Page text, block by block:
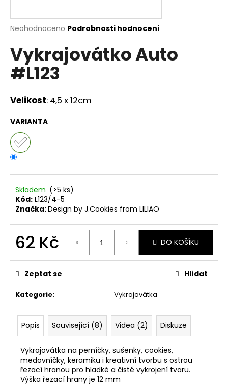
Průměrné
produktu
je
0,0
z
hvězdiček.
Neohodnoceno Podrobnosti hodnocení
Vykrajovátko Auto
#L123
Velikost: 4,5 x 12cm
VARIANTA
Skladem (>5 ks)
Kód: L123/4-5
Značka:Design by J.Cookies from LILIAO
62 Kč
cena:
DO KOŠÍKU
Kategorie: Vykrajovátka
Zeptat se Hlídat
Popis Související (8) Videa (2) Diskuze
Vykrajovátka na perníčky, sušenky, cookies,
medovníčky, keramiku i kreativní tvorbu s ostrou
řezací hranou pro hladké a čisté vykrojení tvaru.
Výška řezací hrany je 12 mm
j
t
?
D
o
p
o
č
u
e
m
VYKRAJOVÁTKA
CHRISTMAS
49
Kč